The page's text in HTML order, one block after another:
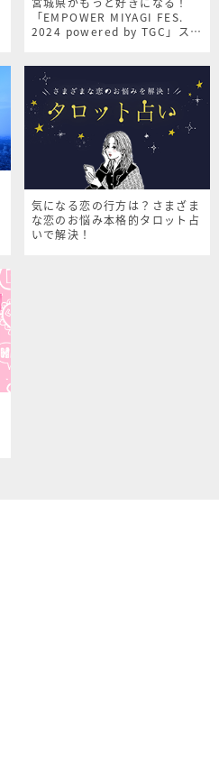
「EMPOWER MIYAGI FES.
2024 powered by TGC」スペ
気になる恋の行方は？さまざま
な恋のお悩み本格的タロット占
いで解決！